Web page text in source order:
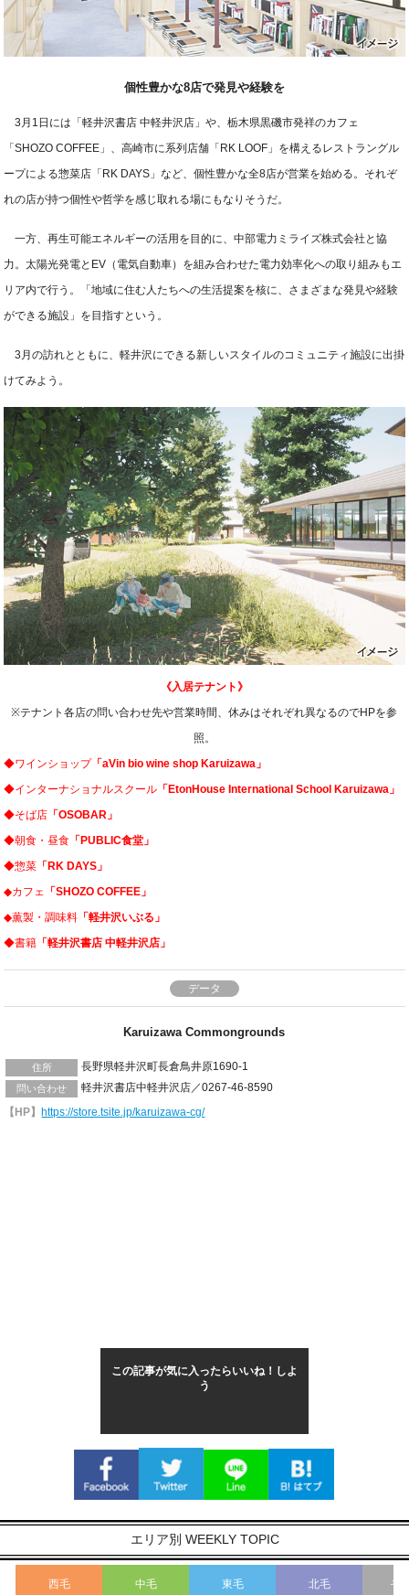
個性豊かな8店で発見や経験を
3月1日には「軽井沢書店 中軽井沢店」や、栃木県黒磯市発祥のカフェ
「SHOZO COFFEE」、高崎市に系列店舗「RK LOOF」を構えるレストラングル
ープによる惣菜店「RK DAYS」など、個性豊かな全8店が営業を始める。それぞ
れの店が持つ個性や哲学を感じ取れる場にもなりそうだ。
一方、再生可能エネルギーの活用を目的に、中部電力ミライズ株式会社と協
力。太陽光発電とEV（電気自動車）を組み合わせた電力効率化への取り組みもエ
リア内で行う。「地域に住む人たちへの生活提案を核に、さまざまな発見や経験
ができる施設」を目指すという。
3月の訪れとともに、軽井沢にできる新しいスタイルのコミュニティ施設に出掛
けてみよう。
《入居テナント》
※テナント各店の問い合わせ先や営業時間、休みはそれぞれ異なるのでHPを参
照。
◆ワインショップ「aVin bio wine shop Karuizawa」
◆インターナショナルスクール 「EtonHouse International School Karuizawa」
◆そば店 「OSOBAR」
◆朝食・昼食 「PUBLIC食堂」
◆惣菜 「RK DAYS」
◆カフェ 「SHOZO COFFEE」
◆薫製・調味料 「軽井沢いぶる」
◆書籍 「軽井沢書店 中軽井沢店」
データ
Karuizawa Commongrounds
住所 長野県軽井沢町長倉鳥井原1690-1
問い合わせ
軽井沢書店中軽井沢店／0267-46-8590
【HP】 https://store.tsite.jp/karuizawa-cg/
この記事が気に入ったらいいね！しよ
う
エリア別 WEEKLY TOPIC
西毛 中毛 東毛 北毛 そ